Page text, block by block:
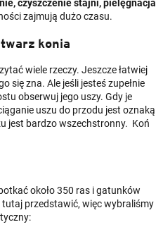
czyszczenie stajni, pielęgnacja
zajmują dużo czasu.
konia
wiele rzeczy. Jeszcze łatwiej
się zna. Ale jeśli jesteś zupełnie
obserwuj jego uszy. Gdy je
uszu do przodu jest oznaką
jest bardzo wszechstronny. Koń
około 350 ras i gatunków
tutaj przedstawić, więc wybraliśmy